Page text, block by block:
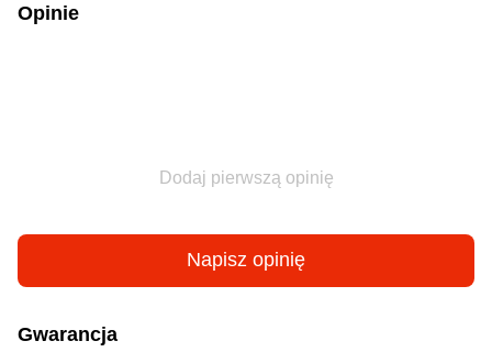
Opinie
Dodaj pierwszą opinię
Napisz opinię
Gwarancja